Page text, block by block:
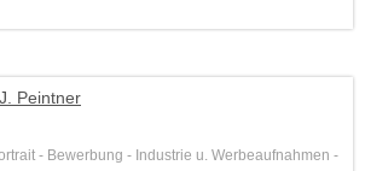
Peintner
- Bewerbung - Industrie u. Werbeaufnahmen -